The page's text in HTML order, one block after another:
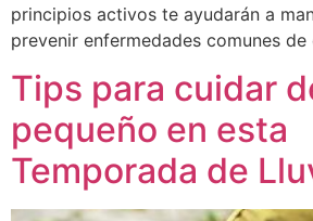
principios activos te ayudarán a
prevenir enfermedades comunes
Tips para cuidar
pequeño en esta
Temporada de